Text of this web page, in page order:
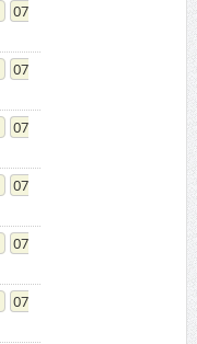
07
07
07
07
07
07